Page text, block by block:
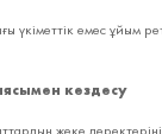
үкіметтік емес ұйым
кездесу
жеке